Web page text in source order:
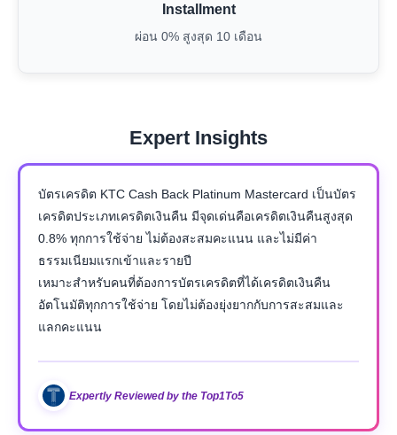
Installment
ผ่อน 0% สูงสุด 10 เดือน
Expert Insights
บัตรเครดิต KTC Cash Back Platinum Mastercard เป็นบัตร
เครดิตประเภทเครดิตเงินคืน มีจุดเด่นคือเครดิตเงินคืนสูงสุด
0.8% ทุกการใช้จ่าย ไม่ต้องสะสมคะแนน และไม่มีค่า
ธรรมเนียมแรกเข้าและรายปี
เหมาะสำหรับคนที่ต้องการบัตรเครดิตที่ได้เครดิตเงินคืน
อัตโนมัติทุกการใช้จ่าย โดยไม่ต้องยุ่งยากกับการสะสมและ
แลกคะแนน
Expertly Reviewed by the Top1To5